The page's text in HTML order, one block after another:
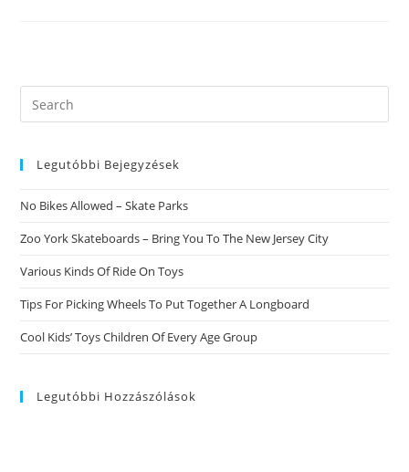
Calidad
Luego
De
Por
PГ©rdida
Sobre
Pareja
Search
this
Legutóbbi Bejegyzések
No Bikes Allowed – Skate Parks
Zoo York Skateboards – Bring You To The New Jersey City
Various Kinds Of Ride On Toys
Tips For Picking Wheels To Put Together A Longboard
Cool Kids’ Toys Children Of Every Age Group
Legutóbbi Hozzászólások